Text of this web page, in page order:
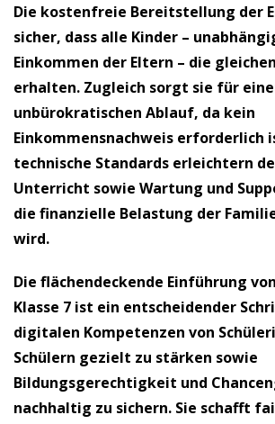
Die kostenfreie Bereitstellung der
sicher, dass alle Kinder –
Einkommen der Eltern – die
erhalten. Zugleich sorgt sie für
unbürokratischen Ablauf, da kein
Einkommensnachweis erforderlich
technische Standards erleichtern
Unterricht sowie Wartung und
die finanzielle Belastung der
wird.
Die flächendeckende Einführung
Klasse 7 ist ein entscheidender
digitalen Kompetenzen von
Schülern gezielt zu stärken sowie
Bildungsgerechtigkeit und
nachhaltig zu sichern. Sie schafft